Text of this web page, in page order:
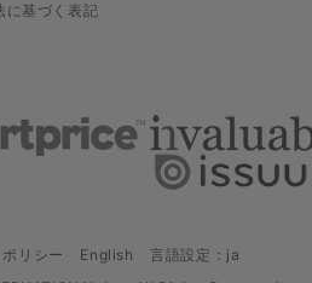
に基づく表記
リシー English
言語設定：ja